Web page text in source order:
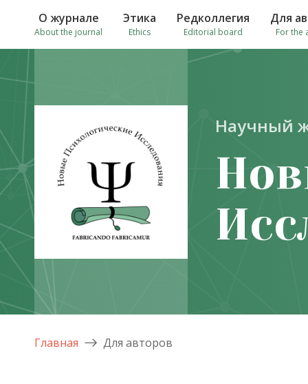
О журнале
About the journal
Этика
Ethics
Редколлегия
Editorial board
Для
For the
Научный
Главная Для авторов